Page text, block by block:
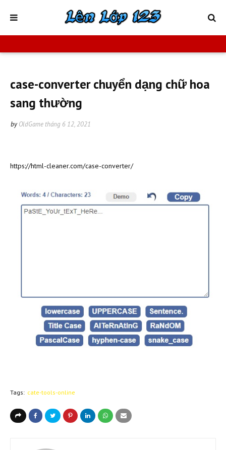
case-converter chuyển dạng chữ hoa
sang thường
by OldGame tháng 6 12, 2021
https://html-cleaner.com/case-converter/
Tags: cate-tools-online